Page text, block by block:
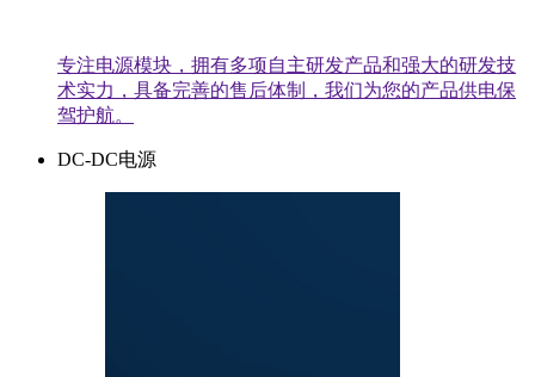
专注电源模块，拥有多项自主研发产品和强大的研发技
术实力，具备完善的售后体制，我们为您的产品供电保
驾护航。
DC-DC电源